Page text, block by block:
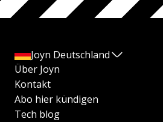
Joyn Deutschland
Über Joyn
Kontakt
Abo hier kündigen
Tech blog